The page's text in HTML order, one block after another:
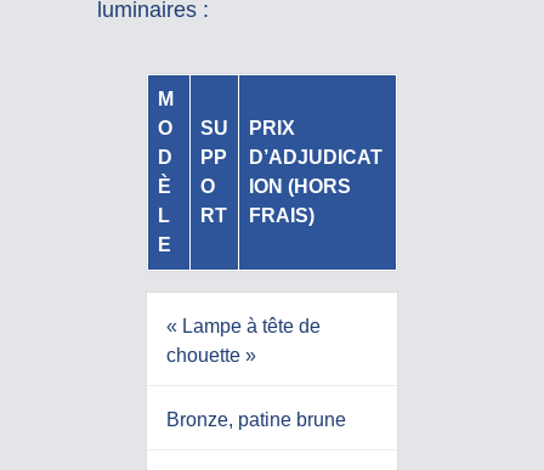
luminaires :
M
O
D
È
L
E
SU
PP
O
RT
PRIX
D’ADJUDICAT
ION (HORS
FRAIS)
« Lampe à tête de
chouette »
Bronze, patine brune